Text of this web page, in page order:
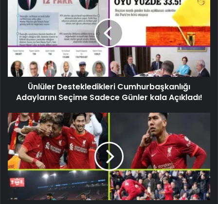
Ünlüler Destekledikleri Cumhurbaşkanlığı
Adaylarını Seçime Sadece Günler kala Açıkladı!